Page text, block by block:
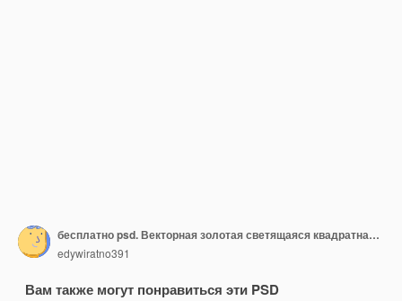
бесплатно psd. Векторная золотая светящаяся квадратная рамка на прозрачном фоне. блестящая рамка с gl
edywiratno391
Вам также могут понравиться эти PSD